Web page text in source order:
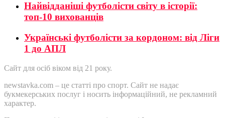
Найвідданіші футболісти світу в історії:
топ-10 вихованців
Українські футболісти за кордоном: від Ліги
1 до АПЛ
Сайт для осіб віком від 21 року.
newstavka.com – це статті про спорт. Сайт не надає
букмекерських послуг і носить інформаційний, не рекламний
характер.